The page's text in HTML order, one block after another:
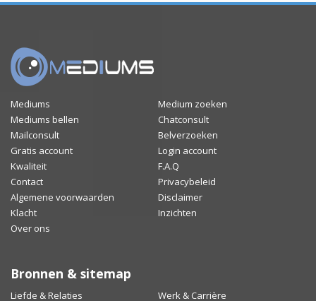
Mediums
Medium zoeken
Mediums bellen
Chatconsult
Mailconsult
Belverzoeken
Gratis account
Login account
Kwaliteit
F.A.Q
Contact
Privacybeleid
Algemene voorwaarden
Disclaimer
Klacht
Inzichten
Over ons
Bronnen & sitemap
Liefde & Relaties Werk & Carrière